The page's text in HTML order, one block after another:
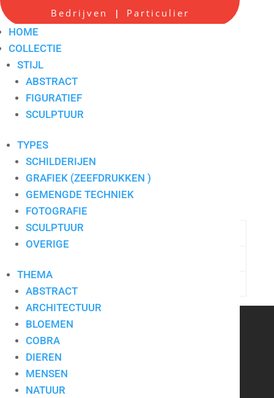
Bedrijven | Particulier
HOME
COLLECTIE
STIJL
ABSTRACT
FIGURATIEF
SCULPTUUR
TYPES
SCHILDERIJEN
GRAFIEK (ZEEFDRUKKEN )
GEMENGDE TECHNIEK
FOTOGRAFIE
SCULPTUUR
OVERIGE
THEMA
ABSTRACT
ARCHITECTUUR
BLOEMEN
COBRA
DIEREN
MENSEN
NATUUR
Sculptuur 1
Artikelnummer:
Aanvullende informatie
Beschrijving
Sculptuur 1
Aanvullende informatie
Stijl
CONTACT
Art for Company
Tel.:
+31-(0)13-5454656